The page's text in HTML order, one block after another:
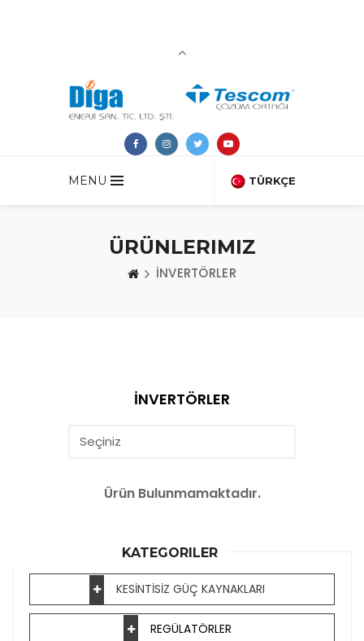
TÜRKÇE
MENU
ÜRÜNLERIMIZ
İNVERTÖRLER
İNVERTÖRLER
Ürün Bulunmamaktadır.
KATEGORILER
KESİNTİSİZ GÜÇ KAYNAKLARI
REGÜLATÖRLER